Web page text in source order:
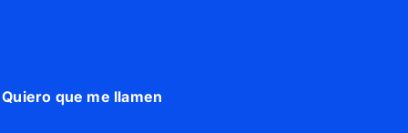
Quiero que me llamen